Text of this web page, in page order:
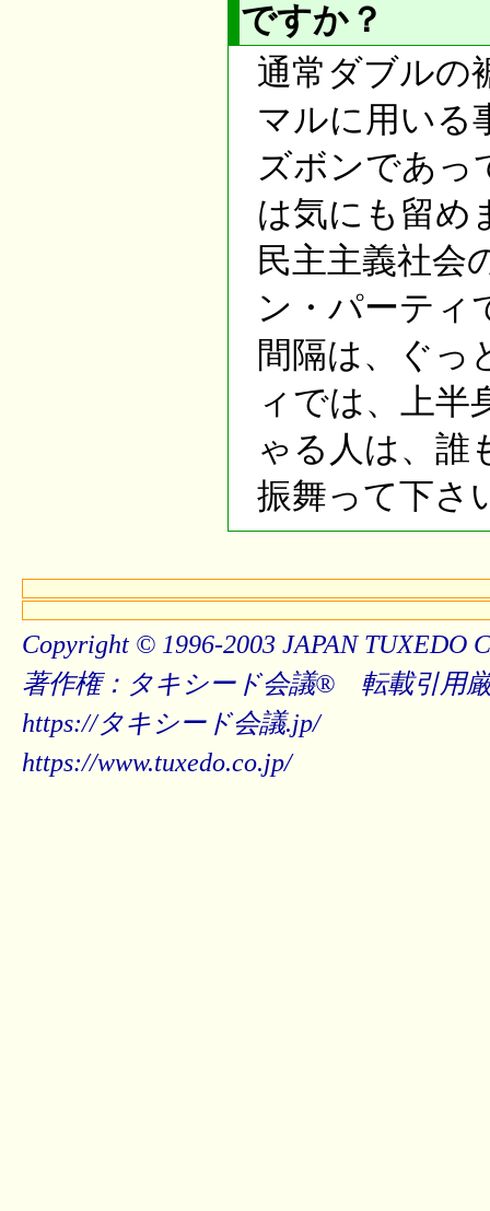
ですか？
通常ダブルの
マルに用いる
ズボンであっ
は気にも留め
民主主義社会
ン・パーティ
間隔は、ぐっ
ィでは、上半
ゃる人は、誰
振舞って下さ
Copyright © 1996-2003 JAPAN TUXEDO
著作権：タキシード会議® 転載引用
https://タキシード会議.jp/
https://www.tuxedo.co.jp/